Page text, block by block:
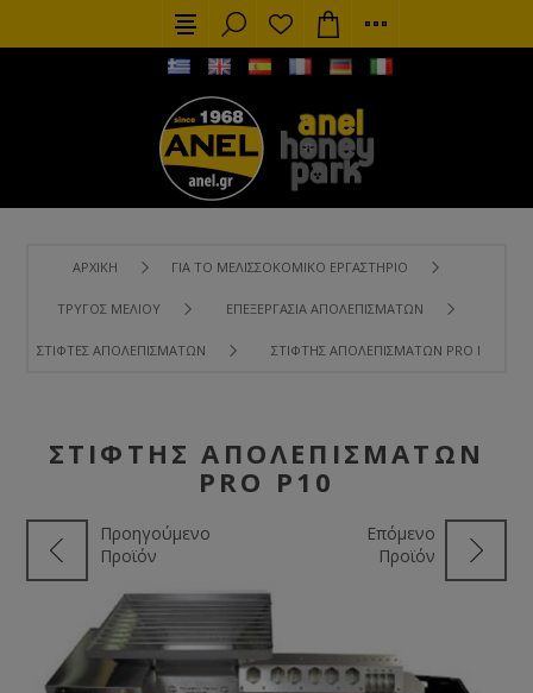
ΑΡΧΙΚΉ ΓΙΑ ΤΟ ΜΕΛΙΣΣΟΚΟΜΙΚΌ ΕΡΓΑΣΤΉΡΙΟ
ΤΡΎΓΟΣ ΜΕΛΙΟΎ ΕΠΕΞΕΡΓΑΣΊΑ ΑΠΟΛΕΠΙΣΜΆΤΩΝ
ΣΤΊΦΤΕΣ ΑΠΟΛΕΠΙΣΜΆΤΩΝ ΣΤΊΦΤΗΣ ΑΠΟΛΕΠΙΣΜΆΤΩΝ PRO P10
ΣΤΊΦΤΗΣ ΑΠΟΛΕΠΙΣΜΆΤΩΝ
PRO P10
Προηγούμενο
Προϊόν
Επόμενο
Προϊόν